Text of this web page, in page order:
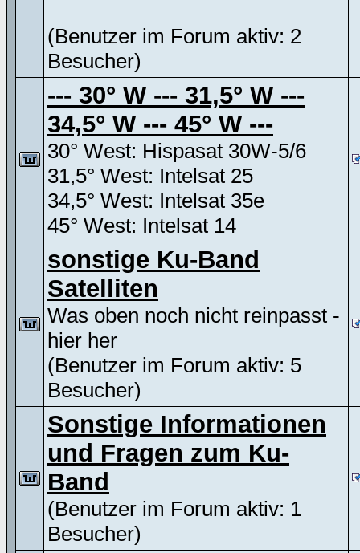
(Benutzer im Forum aktiv: 2
Besucher)
--- 30° W --- 31,5° W ---
34,5° W --- 45° W ---
30° West: Hispasat 30W-5/6
31,5° West: Intelsat 25
34,5° West: Intelsat 35e
45° West: Intelsat 14
sonstige Ku-Band
Satelliten
Was oben noch nicht reinpasst -
hier her
(Benutzer im Forum aktiv: 5
Besucher)
Sonstige Informationen
und Fragen zum Ku-
Band
(Benutzer im Forum aktiv: 1
Besucher)